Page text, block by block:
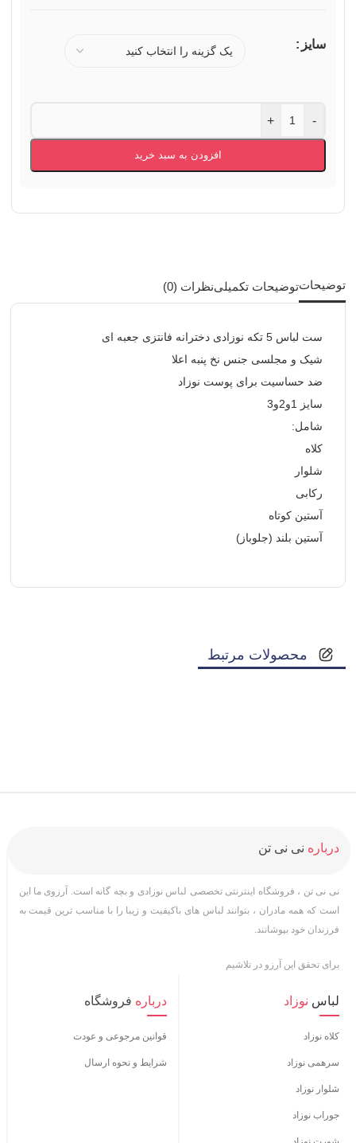
سایز
-
+
افزودن به سبد خرید
توضیحاتتوضیحات تکمیلینظرات (0)
ست لباس 5 تکه نوزادی دخترانه فانتزی جعبه ای
شیک و مجلسی جنس نخ پنبه اعلا
ضد حساسیت برای پوست نوزاد
سایز 1و2و3
شامل:
کلاه
شلوار
رکابی
آستین کوتاه
آستین بلند (جلوباز)
محصولات مرتبط
درباره نی نی تن
نی نی تن ، فروشگاه اینترنتی تخصصی لباس نوزادی و بچه گانه است. آرزوی ما این
است که همه مادران ، بتوانند لباس های باکیفیت و زیبا را با مناسب ترین قیمت به
فرزندان خود بپوشانند.
برای تحقق این آرزو در تلاشیم
لباس نوزاد
کلاه نوزاد
سرهمی نوزاد
شلوار نوزاد
جوراب نوزاد
درباره فروشگاه
قوانین مرجوعی و عودت
شرایط و نحوه ارسال